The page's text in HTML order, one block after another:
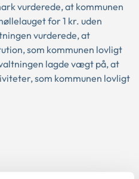
vurderede, at kommunen
for 1 kr. uden
vurderede, at
som kommunen lovligt
lagde vægt på, at
som kommunen lovligt